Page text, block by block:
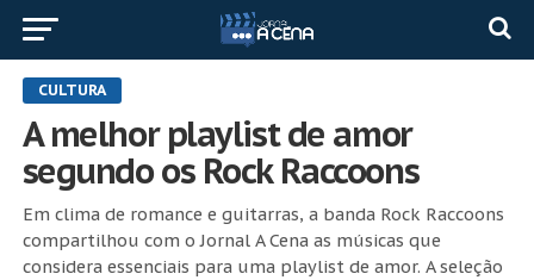
CULTURA
A melhor playlist de amor
segundo os Rock Raccoons
Em clima de romance e guitarras, a banda Rock Raccoons
compartilhou com o Jornal A Cena as músicas que
considera essenciais para uma playlist de amor. A seleção